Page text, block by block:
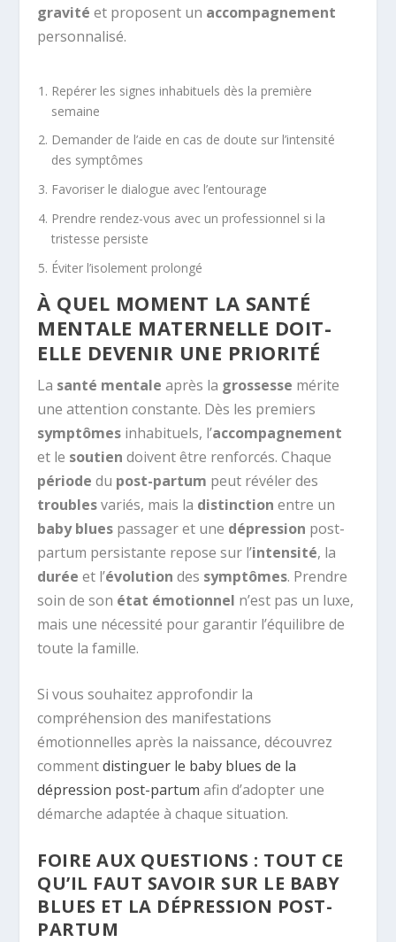
gravité et proposent un accompagnement
personnalisé.
Repérer les signes inhabituels dès la première
semaine
Demander de l’aide en cas de doute sur l’intensité
des symptômes
Favoriser le dialogue avec l’entourage
Prendre rendez-vous avec un professionnel si la
tristesse persiste
Éviter l’isolement prolongé
À QUEL MOMENT LA SANTÉ
MENTALE MATERNELLE DOIT-
ELLE DEVENIR UNE PRIORITÉ
La santé mentale après la grossesse mérite
une attention constante. Dès les premiers
symptômes inhabituels, l’accompagnement
et le soutien doivent être renforcés. Chaque
période du post-partum peut révéler des
troublesvariés, mais la distinction entre un
baby blues passager et une dépression post-
partum persistante repose sur l’intensité, la
durée et l’évolution des symptômes. Prendre
soin de son état émotionnel n’est pas un luxe,
mais une nécessité pour garantir l’équilibre de
toute la famille.
Si vous souhaitez approfondir la
compréhension des manifestations
émotionnelles après la naissance, découvrez
commentdistinguer le baby blues de la
dépression post-partum afin d’adopter une
démarche adaptée à chaque situation.
FOIRE AUX QUESTIONS : TOUT CE
QU’IL FAUT SAVOIR SUR LE BABY
BLUES ET LA DÉPRESSION POST-
PARTUM